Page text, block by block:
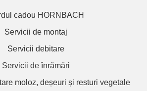
cadou HORNBACH
Servicii de montaj
Servicii debitare
Servicii de înrămări
moloz, deșeuri și resturi vegetale